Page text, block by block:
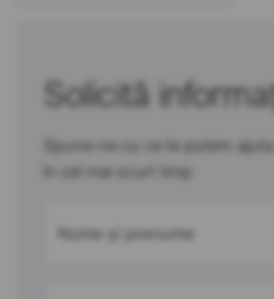
Solicită
Spune-ne cu ce te putem
în cel mai scurt timp
Nume și prenume